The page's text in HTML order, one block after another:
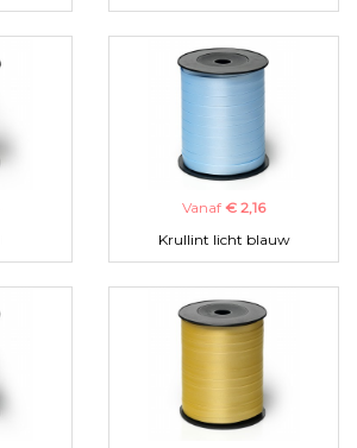
Vanaf € 2,16
Krullint licht blauw